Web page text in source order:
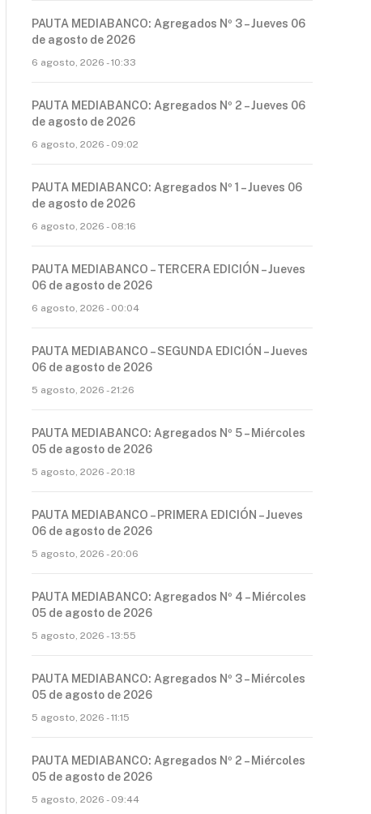
PAUTA MEDIABANCO: Agregados Nº 3 – Jueves 06
de agosto de 2026
6 agosto, 2026 - 10:33
PAUTA MEDIABANCO: Agregados Nº 2 – Jueves 06
de agosto de 2026
6 agosto, 2026 - 09:02
PAUTA MEDIABANCO: Agregados Nº 1 – Jueves 06
de agosto de 2026
6 agosto, 2026 - 08:16
PAUTA MEDIABANCO – TERCERA EDICIÓN – Jueves
06 de agosto de 2026
6 agosto, 2026 - 00:04
PAUTA MEDIABANCO – SEGUNDA EDICIÓN – Jueves
06 de agosto de 2026
5 agosto, 2026 - 21:26
PAUTA MEDIABANCO: Agregados Nº 5 – Miércoles
05 de agosto de 2026
5 agosto, 2026 - 20:18
PAUTA MEDIABANCO – PRIMERA EDICIÓN – Jueves
06 de agosto de 2026
5 agosto, 2026 - 20:06
PAUTA MEDIABANCO: Agregados Nº 4 – Miércoles
05 de agosto de 2026
5 agosto, 2026 - 13:55
PAUTA MEDIABANCO: Agregados Nº 3 – Miércoles
05 de agosto de 2026
5 agosto, 2026 - 11:15
PAUTA MEDIABANCO: Agregados Nº 2 – Miércoles
05 de agosto de 2026
5 agosto, 2026 - 09:44